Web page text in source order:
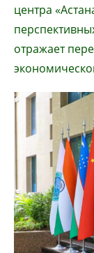
центра
отражает